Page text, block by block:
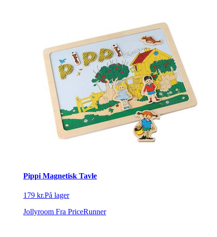
Pippi Magnetisk Tavle
179 kr.På lager
Jollyroom Fra PriceRunner